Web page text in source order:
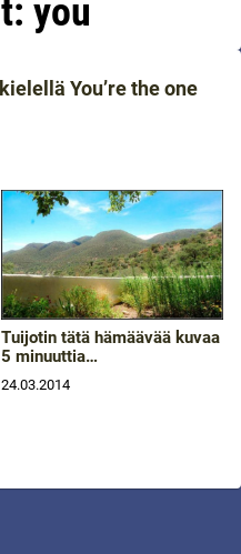
you
You’re the one
Tuijotin tätä hämäävää kuvaa
5 minuuttia…
24.03.2014